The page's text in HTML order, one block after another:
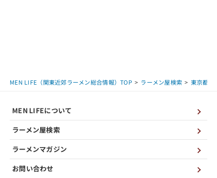
MEN LIFE（関東近郊ラーメン総合情報）TOP ラーメン屋検索 東京都
MEN LIFEについて
ラーメン屋検索
ラーメンマガジン
お問い合わせ